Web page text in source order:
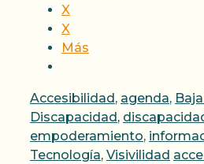
X
X
Más
Categorías
Accesibilidad, agenda,
Discapacidad,
empoderamiento,
Tecnología, Visivilidad